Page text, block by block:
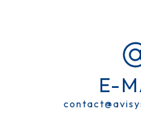
À
AVISYS
E-